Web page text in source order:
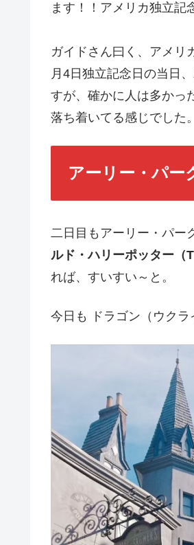
ます！！アメリカ独立記
ガイドさん曰く、アメリ
月4日独立記念日の当日
すが、確かに人は多かっ
落ち着いてる感じでした。
アーリー・パー
二日目もアーリー・パー
ルド・ハリーポッター
れば、すいすい～と。
今日も ドラゴン（ウクラ